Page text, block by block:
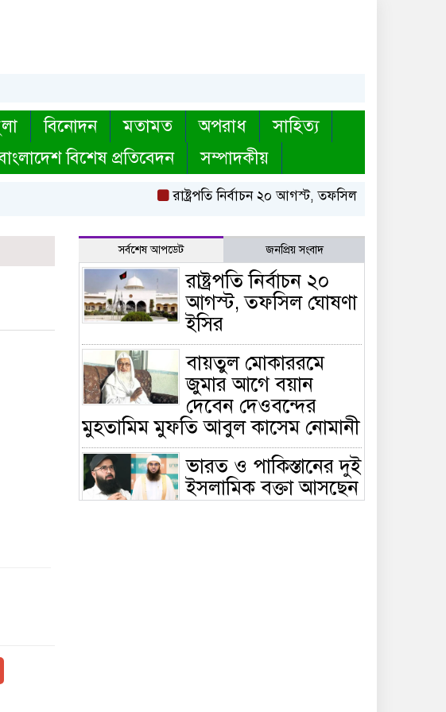
বিনোদন মতামত অপরাধ
সাহিত্য
বিশেষ প্রতিবেদন সম্পাদকীয়
রাষ্ট্রপতি নির্বাচন ২০ আগস্ট, তফসিল ঘোষণা ইসির
সর্বশেষ আপডেট জনপ্রিয় সংবাদ
রাষ্ট্রপতি নির্বাচন ২০
আগস্ট, তফসিল ঘোষণা
ইসির
বায়তুল মোকাররমে
জুমার আগে বয়ান
দেবেন দেওবন্দের
মুহতামিম মুফতি আবুল কাসেম নোমানী
ভারত ও পাকিস্তানের দুই
ইসলামিক বক্তা আসছেন
বাংলাদেশে, ঢাকা-